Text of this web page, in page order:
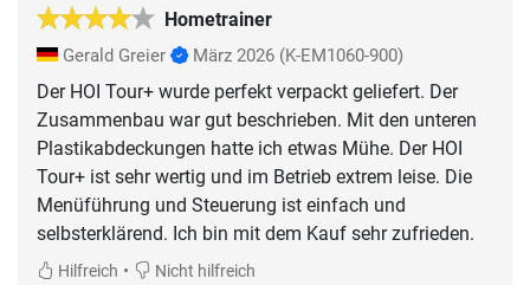
Hometrainer
Gerald Greier März 2026 (K-EM1060-900)
Der HOI Tour+ wurde perfekt verpackt geliefert. Der
Zusammenbau war gut beschrieben. Mit den unteren
Plastikabdeckungen hatte ich etwas Mühe. Der HOI
Tour+ ist sehr wertig und im Betrieb extrem leise. Die
Menüführung und Steuerung ist einfach und
selbsterklärend. Ich bin mit dem Kauf sehr zufrieden.
Hilfreich • Nicht hilfreich